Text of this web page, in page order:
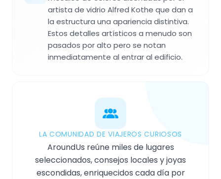
artista de vidrio Alfred Kothe que dan a
la estructura una apariencia distintiva.
Estos detalles artísticos a menudo son
pasados por alto pero se notan
inmediatamente al entrar al edificio.
LA COMUNIDAD DE VIAJEROS CURIOSOS
AroundUs reúne miles de lugares
seleccionados, consejos locales y joyas
escondidas, enriquecidos cada día por